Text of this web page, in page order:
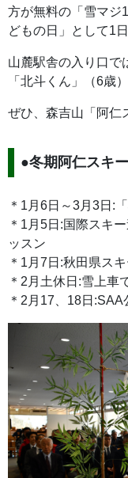
方が無料の「雪マジ
どもの日」として1
山麓駅舎の入り口で
「北斗くん」（6歳
ぜひ、森吉山「阿仁
●冬期阿仁スキ
＊1月6日～3月3日:
＊1月5日:国際スキ
ッスン
＊1月7日:秋田県ス
＊2月土休日:雪上車
＊2月17、18日